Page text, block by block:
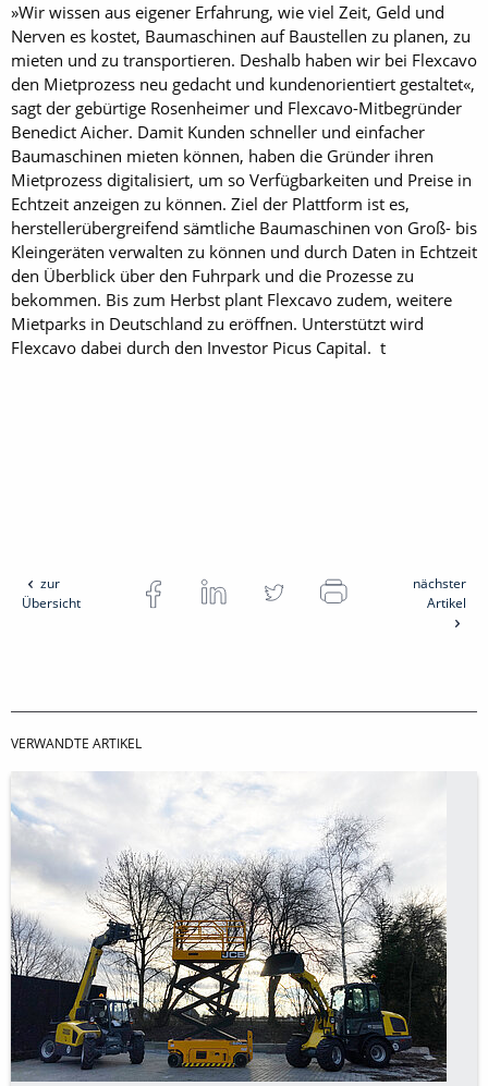
»Wir wissen aus eigener Erfahrung, wie viel Zeit, Geld und
Nerven es kostet, Baumaschinen auf Baustellen zu planen, zu
mieten und zu transportieren. Deshalb haben wir bei Flexcavo
den Mietprozess neu gedacht und kundenorientiert gestaltet«,
sagt der gebürtige Rosenheimer und Flexcavo-Mitbegründer
Benedict Aicher. Damit Kunden schneller und einfacher
Baumaschinen mieten können, haben die Gründer ihren
Mietprozess digitalisiert, um so Verfügbarkeiten und Preise in
Echtzeit anzeigen zu können. Ziel der Plattform ist es,
herstellerübergreifend sämtliche Baumaschinen von Groß- bis
Kleingeräten verwalten zu können und durch Daten in Echtzeit
den Überblick über den Fuhrpark und die Prozesse zu
bekommen. Bis zum Herbst plant Flexcavo zudem, weitere
Mietparks in Deutschland zu eröffnen. Unterstützt wird
Flexcavo dabei durch den Investor Picus Capital. t
zur
Übersicht
nächster
Artikel
VERWANDTE ARTIKEL